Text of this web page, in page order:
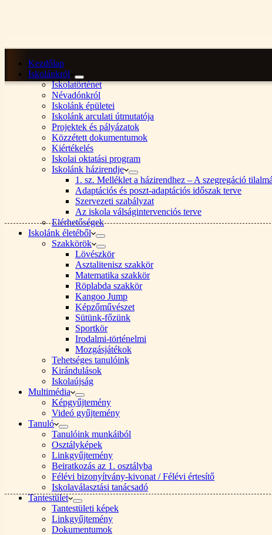
Kezdőlap
Iskolánkról
Iskolatörténet
Névadónkról
Iskolánk épületei
Iskolánk arculati útmutatója
Projektek és pályázatok
Közzétett dokumentumok
Kiértékelés
Iskolai oktatási program
Iskolánk házirendje
1. sz. Melléklet a házirendhez – A szegregáció
Adaptációs és poszt-adaptációs időszak terve
Szervezeti szabályzat
Az iskola válságintervenciós terve
Elérhetőségek
Iskolánk életéből
Szakkörök
Lövészkör
Asztalitenisz szakkör
Matematika szakkör
Röplabda szakkör
Kangoo Jump
Képzőművészet
Sütünk-főzünk
Sportkör
Irodalmi-történelmi
Mozgásjátékok
Tehetséges tanulóink
Kirándulások
Iskolaújság
Multimédia
Képgyűjtemény
Videó gyűjtemény
Tanuló
Tanulóink munkáiból
Osztályképek
Linkgyűjtemény
Beiratkozás az 1. osztályba
Félévi bizonyítvány-kivonat / Félévi értesítő
Iskolaválasztási tanácsadó
Tantestület
Tantestületi képek
Linkgyűjtemény
Dokumentumok